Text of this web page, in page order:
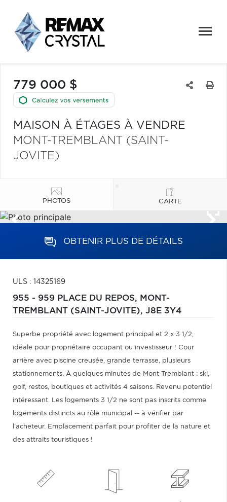
779 000 $
MAISON À ÉTAGES À VENDRE
MONT-TREMBLANT (SAINT-
JOVITE)
PHOTOS CARTE
OBTENIR PLUS DE DÉTAILS
ULS : 14325169
955 - 959 PLACE DU REPOS, MONT-
TREMBLANT (SAINT-JOVITE), J8E 3Y4
Superbe propriété avec logement principal et 2 x 3 1/2,
idéale pour propriétaire occupant ou investisseur ! Cour
arrière avec piscine creusée, grande terrasse, plusieurs
stationnements. À quelques minutes de Mont-Tremblant : ski,
golf, restos, boutiques et activités 4 saisons. Revenu potentiel
intéressant. Les logements 3 1/2 ne sont pas inscrits comme
logements distincts au rôle municipal -- à vérifier par
l'acheteur. Emplacement parfait pour profiter de la nature et
des attraits touristiques !